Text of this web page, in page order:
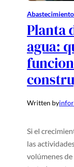
Planta
agua:
Written by
Si el
las
volúmenes